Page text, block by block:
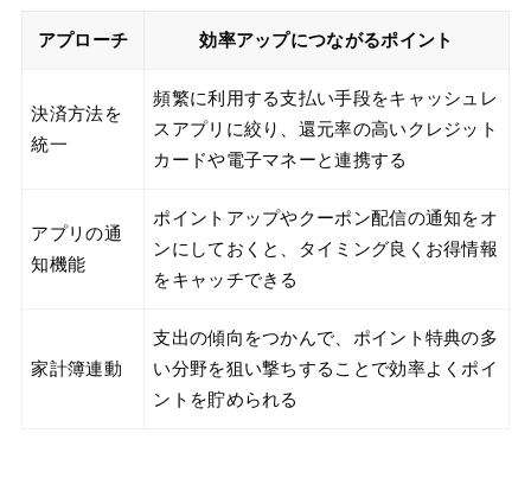
アプローチ 効率アップにつながるポイント
決済方法を
統一
頻繁に利用する支払い手段をキャッシュレ
スアプリに絞り、還元率の高いクレジット
カードや電子マネーと連携する
アプリの通
知機能
ポイントアップやクーポン配信の通知をオ
ンにしておくと、タイミング良くお得情報
をキャッチできる
家計簿連動
支出の傾向をつかんで、ポイント特典の多
い分野を狙い撃ちすることで効率よくポイ
ントを貯められる